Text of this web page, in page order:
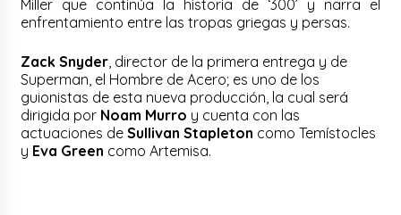
Miller que continúa la historia de ‘300’ y narra el
enfrentamiento entre las tropas griegas y persas.
Zack Snyder, director de la primera entrega y de
Superman, el Hombre de Acero; es uno de los
guionistas de esta nueva producción, la cual será
dirigida por Noam Murro y cuenta con las
actuaciones deSullivan Stapleton como Temístocles
y Eva Green como Artemisa.